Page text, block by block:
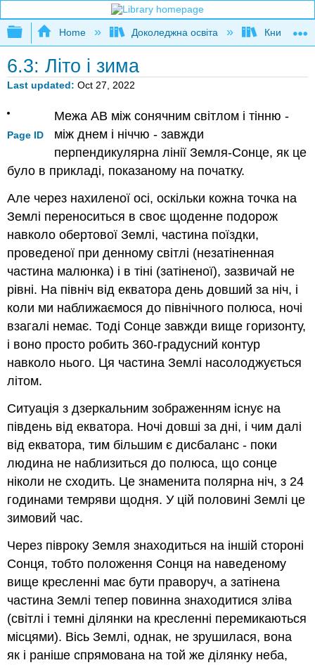
Expand/collapse global hierarchy
Home Доколеджна освіта Книга:
6.3: Літо і зима
Last updated Oct 27, 2022
Page ID
Межа AB між сонячним світлом і тінню -
між днем і ніччю - завжди
перпендикулярна лінії Земля-Сонце, як це
було в прикладі, показаному на початку.
Але через нахиленої осі, оскільки кожна точка на
Землі переноситься в своє щоденне подорож
навколо обертової Землі, частина поїздки,
проведеної при денному світлі (незатіненная
частина малюнка) і в тіні (затіненої), зазвичай не
рівні. На північ від екватора день довший за ніч, і
коли ми наближаємося до північного полюса, ночі
взагалі немає. Тоді Сонце завжди вище горизонту,
і воно просто робить 360-градусний контур
навколо нього. Ця частина Землі насолоджується
літом.
Ситуація з дзеркальним зображенням існує на
південь від екватора. Ночі довші за дні, і чим далі
від екватора, тим більшим є дисбаланс - поки
людина не наблизиться до полюса, що сонце
ніколи не сходить. Це знаменита полярна ніч, з 24
годинами темряви щодня. У цій половині Землі це
зимовий час.
Через півроку Земля знаходиться на іншій стороні
Сонця, тобто положення Сонця на наведеному
вище кресленні має бути праворуч, а затінена
частина Землі тепер повинна знаходитися зліва
(світлі і темні ділянки на кресленні перемикаються
місцями). Вісь Землі, однак, не зрушилася, вона
як і раніше спрямована на той же ділянку неба,